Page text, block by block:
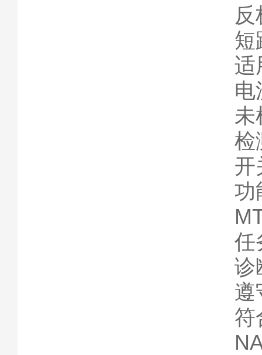
短
适
电
未
检
开
功
任
诊
遵
符